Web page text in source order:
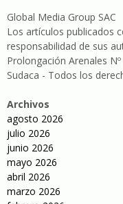
Global Media Group SAC
Los artículos publicados
responsabilidad de sus
Prolongación Arenales
Sudaca - Todos los
Archivos
agosto 2026
julio 2026
junio 2026
mayo 2026
abril 2026
marzo 2026